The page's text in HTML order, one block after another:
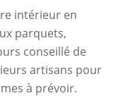
intérieur en
parquets,
conseillé de
artisans pour
à prévoir.